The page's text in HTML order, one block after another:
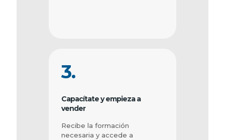
3.
Capacítate y empieza a
vender
Recibe la formación
necesaria y accede a